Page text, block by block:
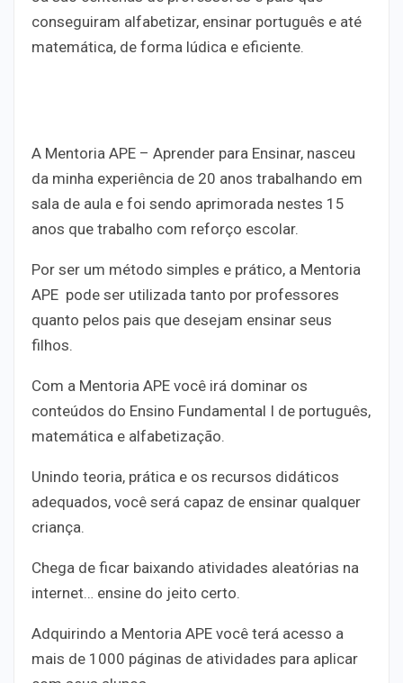
conseguiram alfabetizar, ensinar português e até
matemática, de forma lúdica e eficiente.
A Mentoria APE – Aprender para Ensinar, nasceu
da minha experiência de 20 anos trabalhando em
sala de aula e foi sendo aprimorada nestes 15
anos que trabalho com reforço escolar.
Por ser um método simples e prático, a Mentoria
APE pode ser utilizada tanto por professores
quanto pelos pais que desejam ensinar seus
filhos.
Com a Mentoria APE você irá dominar os
conteúdos do Ensino Fundamental I de português,
matemática e alfabetização.
Unindo teoria, prática e os recursos didáticos
adequados, você será capaz de ensinar qualquer
criança.
Chega de ficar baixando atividades aleatórias na
internet… ensine do jeito certo.
Adquirindo a Mentoria APE você terá acesso a
mais de 1000 páginas de atividades para aplicar